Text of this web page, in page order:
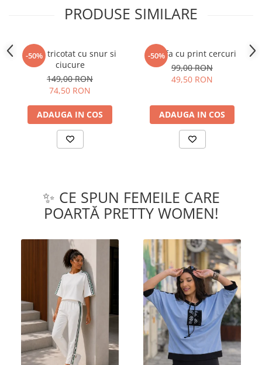
PRODUSE SIMILARE
-50%
Guler tricotat cu snur si
ciucure
149,00 RON
74,50 RON
ADAUGA IN COS
-50%
Esarfa cu print cercuri
99,00 RON
49,50 RON
ADAUGA IN COS
✨ CE SPUN FEMEILE CARE
POARTĂ PRETTY WOMEN!